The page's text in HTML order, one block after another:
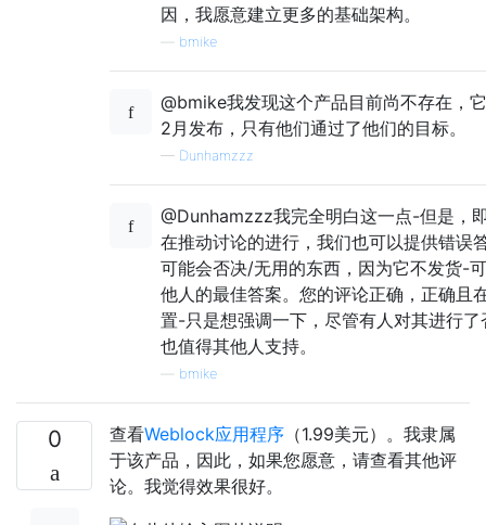
因，我愿意建立更多的基础架构。
bmike
@bmike我发现这个产品目前尚不存在，
2月发布，只有他们通过了他们的目标。
— Dunhamzzz
@Dunhamzzz我完全明白这一点-但是，
在推动讨论的进行，我们也可以提供错误
可能会否决/无用的东西，因为它不发货-
他人的最佳答案。您的评论正确，正确且
置-只是想强调一下，尽管有人对其进行了
也值得其他人支持。
bmike
0 查看Weblock应用程序 （1.99美元）。我隶属
于该产品，因此，如果您愿意，请查看其他评
论。我觉得效果很好。